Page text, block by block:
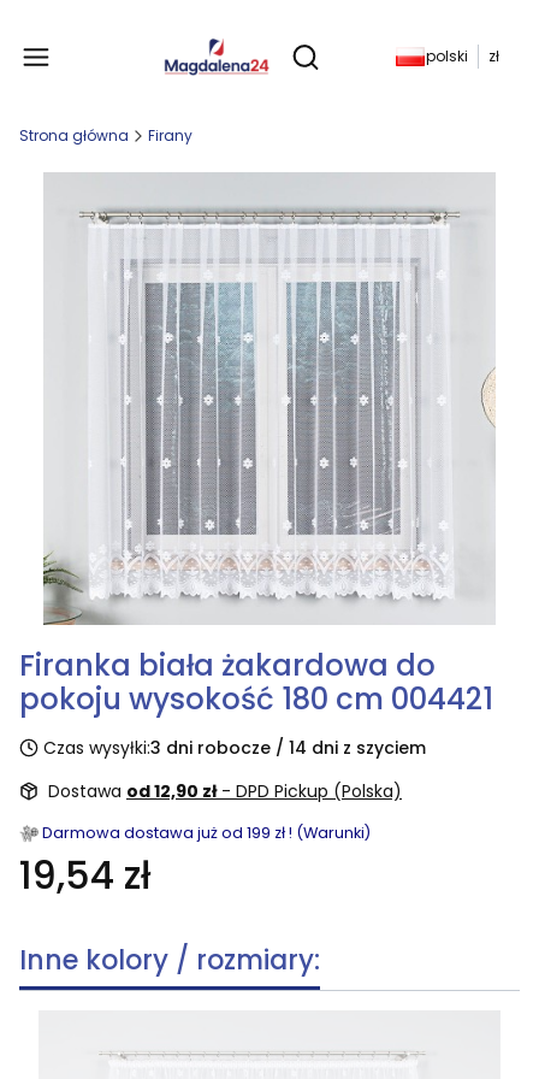
Otwórz wyszukiwarkę
Produkty w
polski zł
Strona główna Firany
Firanka biała żakardowa do
pokoju wysokość 180 cm 004421
Czas wysyłki:3 dni robocze / 14 dni z szyciem
Dostawa od 12,90 zł - DPD Pickup (Polska)
Darmowa dostawa już od 199 zł ! (Warunki)
19,54 zł
Inne kolory / rozmiary: